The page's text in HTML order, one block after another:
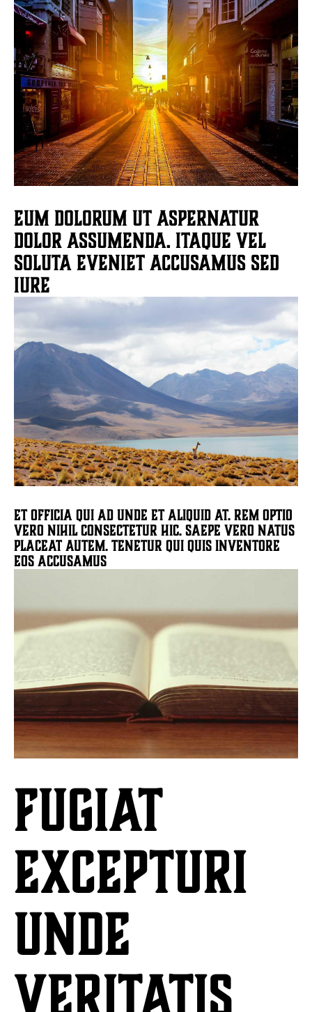
Eum dolorum ut aspernatur
dolor assumenda. Itaque vel
soluta eveniet accusamus sed
iure
Et officia qui ad unde et aliquid at. Rem optio
vero nihil consectetur hic. Saepe vero natus
placeat autem. Tenetur qui quis inventore
eos accusamus
Fugiat
excepturi
unde